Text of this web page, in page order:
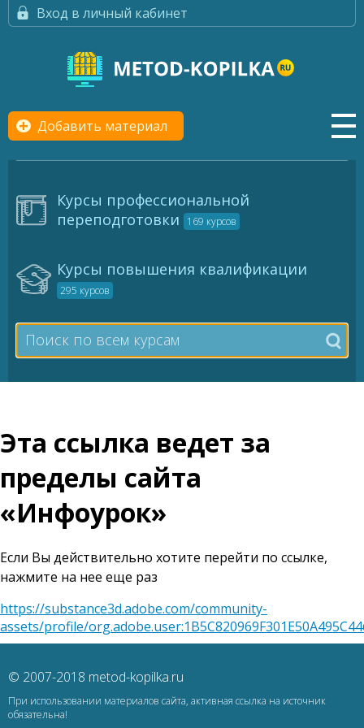
Вход в личный кабинет
Добавить материал
Курсы профессиональной
переподготовки
169 курсов
Курсы повышения квалификации
295 курсов
Эта ссылка ведет за
пределы сайта
«Инфоурок»
Если Вы действительно хотите перейти по ссылке,
нажмите на нее еще раз
https://substance3d.adobe.com/community-
assets/profile/
© 2007-2018 metod-kopilka.ru
При использовании материалов сайта, активная ссылка на источник
обязательна!